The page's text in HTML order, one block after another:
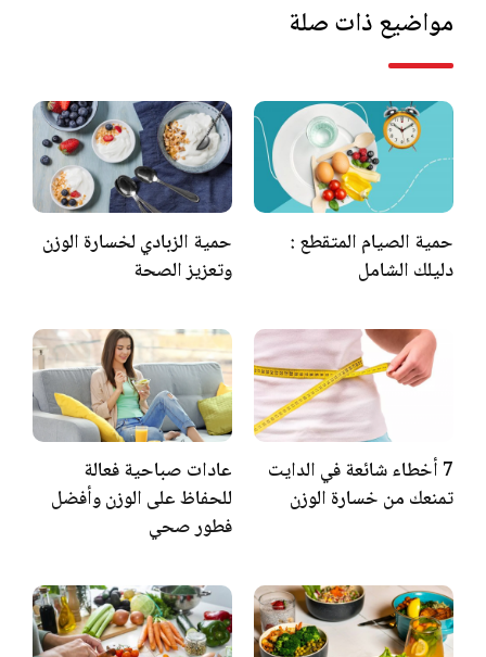
مواضيع ذات صلة
حمية الصيام المتقطع :
دليلك الشامل
حمية الزبادي لخسارة الوزن
وتعزيز الصحة
7 أخطاء شائعة في الدايت
تمنعك من خسارة الوزن
عادات صباحية فعالة
للحفاظ على الوزن وأفضل
فطور صحي